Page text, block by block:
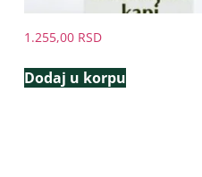
1.255,00 RSD
Dodaj u korpu